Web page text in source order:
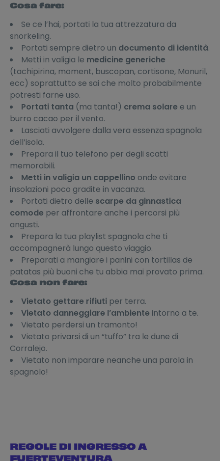
Cosa fare:
Se ce l’hai, portati la tua attrezzatura da
snorkeling.
Portati sempre dietro un documento di identità.
Metti in valigia le medicine generiche
(tachipirina, moment, buscopan, cortisone, Monuril,
ecc) soprattutto se sai che molto probabilmente
potresti farne uso.
Portati tanta (ma tanta!) crema solare e un
burro cacao per il vento.
Lasciati avvolgere dalla vera essenza spagnola
dell’isola.
Prepara il tuo telefono per degli scatti
memorabili.
Metti in valigia un cappellino onde evitare
insolazioni poco gradite in vacanza.
Portati dietro delle scarpe da ginnastica
comode per affrontare anche i percorsi più
angusti.
Prepara la tua playlist spagnola che ti
accompagnerà lungo questo viaggio.
Preparati a mangiare i panini con tortillas de
patatas più buoni che tu abbia mai provato prima.
Cosa non fare:
Vietato gettare rifiuti per terra.
Vietato danneggiare l’ambiente intorno a te.
Vietato perdersi un tramonto!
Vietato privarsi di un “tuffo” tra le dune di
Corralejo.
Vietato non imparare neanche una parola in
spagnolo!
REGOLE DI INGRESSO A